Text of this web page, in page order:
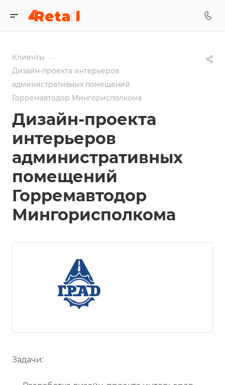
Клиенты —
Дизайн-проекта интерьеров
административных помещений
Горремавтодор Мингорисполкома
Дизайн-проекта
интерьеров
административных
помещений
Горремавтодор
Мингорисполкома
Задачи: